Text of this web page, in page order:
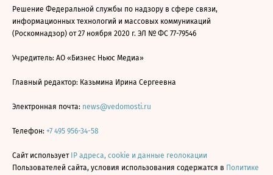
Решение Федеральной службы по надзору в сфере связи,
информационных технологий и массовых коммуникаций
(Роскомнадзор) от 27 ноября 2020 г. ЭЛ № ФС 77-79546
Учредитель: АО «Бизнес Ньюс Медиа»
Главный редактор: Казьмина Ирина Сергеевна
Электронная почта: news@vedomosti.ru
Телефон: +7 495 956-34-58
Сайт использует IP адреса, cookie и данные геолокации
Пользователей сайта, условия использования содержатся в Политике